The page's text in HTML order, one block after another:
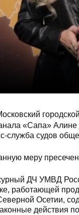
«Сапа»
служба судов
меру
ДЧ УМВД
работающей
Осетии,
действия